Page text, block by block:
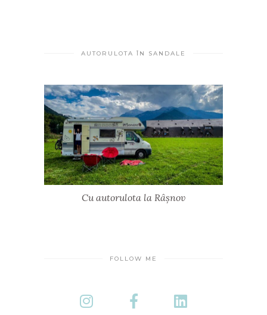
AUTORULOTA ÎN SANDALE
Cu autorulota la Râșnov
FOLLOW ME